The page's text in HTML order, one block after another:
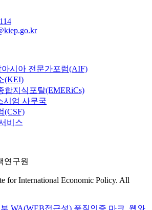
아시아 전문가포럼(AIF)
(KEI)
합지식포탈(EMERiCs)
시엄 사무국
(CSF)
비스
for International Economic Policy. All